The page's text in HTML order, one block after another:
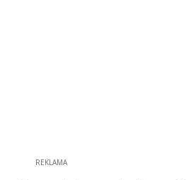
REKLAMA